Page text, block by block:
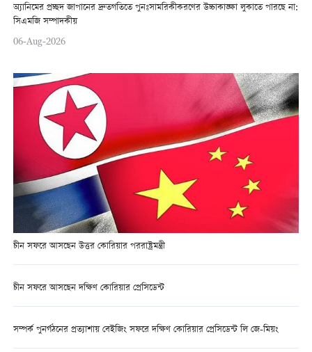
অ্যানিমের প্রচ্ছদ জাপানের দ্রুতগতিতে পুনঃসামরিকীকরণের উচ্চাকাঙ্ক্ষা লুকাতে পারছে না:
সিএমজি সম্পাদকীয়
06-Aug-2026
চীন সফরে আসছেন উত্তর কোরিয়ার পররাষ্ট্রমন্ত্রী
চীন সফরে আসছেন দক্ষিণ কোরিয়ার প্রেসিডেন্ট
সম্পর্ক পুনর্গঠনের প্রত্যাশায় বেইজিং সফরে দক্ষিণ কোরিয়ার প্রেসিডেন্ট লি জে-মিয়ং